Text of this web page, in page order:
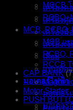
เครื่องค
เครื่องดู
เครื่องมื
เครื่องเ
เลื่อย
แท่นตัดอ
มอเตอร์ไฟฟ้า
มอเตอร์
มอเตอร์
MCCB
MCB,
MCB แ
RCBO,
RCCB
CAP BANK
Motor Starter
PUSH
Push